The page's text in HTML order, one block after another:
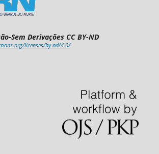
Sem Derivações CC BY-ND
licenses/by-nd/4.0/